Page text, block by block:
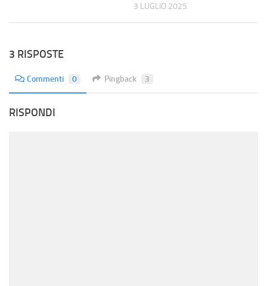
3 LUGLIO 2025
3 RISPOSTE
Commenti 0 Pingback 3
RISPONDI